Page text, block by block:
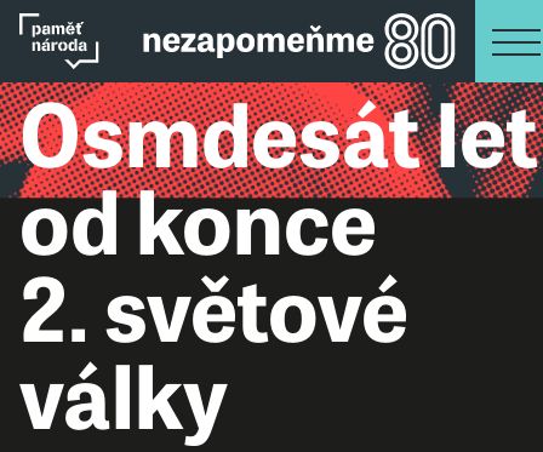
Osmdesát let
od konce
2. světové
války